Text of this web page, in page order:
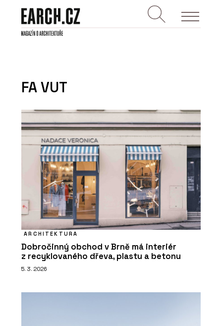
FA VUT
ARCHITEKTURA
Dobročinný obchod v Brně má interiér
z recyklovaného dřeva, plastu a betonu
5. 3. 2026